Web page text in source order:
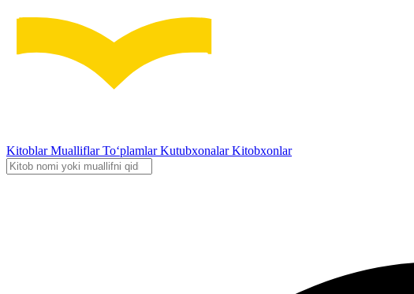
KitoblarMualliflarTo‘plamlarKutubxonalarKitobxonlar